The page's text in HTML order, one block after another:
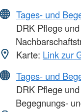
Tages- und
DRK Pflege
Karte: Link zur
Tages- und
DRK Pflege
Begegnungs-